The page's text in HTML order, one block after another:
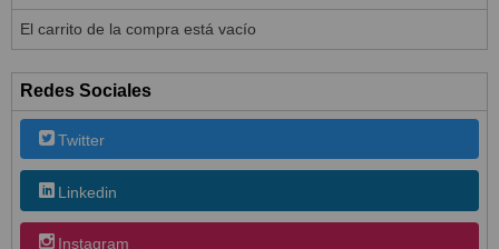
El carrito de la compra está vacío
Redes Sociales
Twitter
Linkedin
Instagram